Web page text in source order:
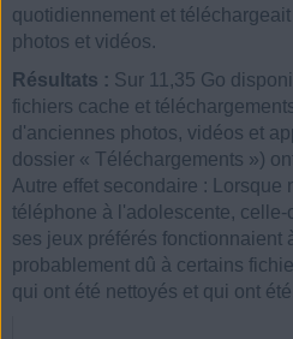
quotidiennement et
photos et vidéos.
Résultats : Sur 11,35 Go
fichiers cache et
d'anciennes photos, vidéos et
dossier « Téléchargements »)
Autre effet secondaire : Lorsque
téléphone à l'adolescente,
ses jeux préférés fonctionnaient
probablement dû à certains
qui ont été nettoyés et qui ont